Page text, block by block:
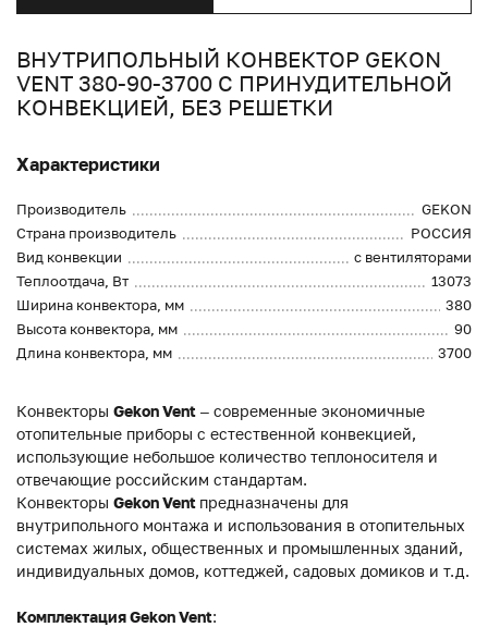
ВНУТРИПОЛЬНЫЙ КОНВЕКТОР GEKON
VENT 380-90-3700 С ПРИНУДИТЕЛЬНОЙ
КОНВЕКЦИЕЙ, БЕЗ РЕШЕТКИ
Характеристики
Производитель
GEKON
Страна производитель
РОССИЯ
Вид конвекции
с вентиляторами
Теплоотдача, Вт
13073
Ширина конвектора, мм
380
Высота конвектора, мм
90
Длина конвектора, мм
3700
Конвекторы Gekon Vent – современные экономичные
отопительные приборы с естественной конвекцией,
использующие небольшое количество теплоносителя и
отвечающие российским стандартам.
Конвекторы Gekon Vent предназначены для
внутрипольного монтажа и использования в отопительных
системах жилых, общественных и промышленных зданий,
индивидуальных домов, коттеджей, садовых домиков и т.д.
Комплектация Gekon Vent: